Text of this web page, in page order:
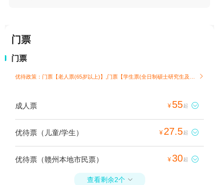
门票
门票

成人票 ¥ 55起 
优待票（儿童/学生） ¥ 27.5起 
优待票（赣州本地市民票） ¥30起 
查看剩余2个 